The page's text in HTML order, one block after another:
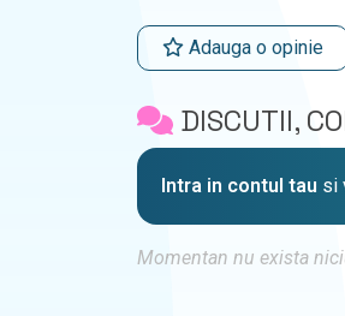
Adauga o opinie
DISCUTII,
Intra in contul tau si
Momentan nu exista